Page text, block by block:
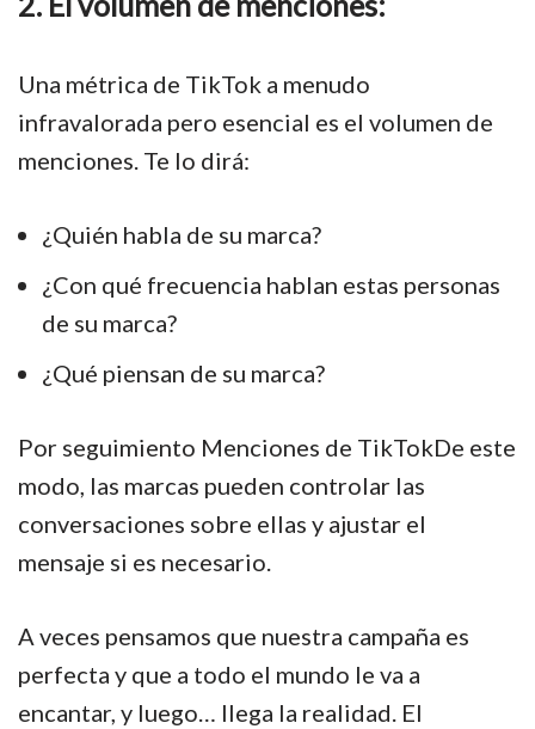
Una métrica de TikTok a menudo
infravalorada pero esencial es el volumen de
menciones. Te lo dirá:
¿Quién habla de su marca?
¿Con qué frecuencia hablan estas personas
de su marca?
¿Qué piensan de su marca?
Por seguimiento Menciones de TikTokDe este
modo, las marcas pueden controlar las
conversaciones sobre ellas y ajustar el
mensaje si es necesario.
A veces pensamos que nuestra campaña es
perfecta y que a todo el mundo le va a
encantar, y luego… llega la realidad. El